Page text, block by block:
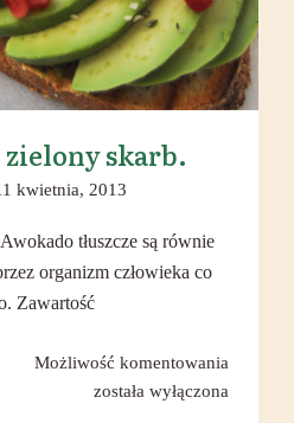
skarb.
kwietnia, 2013
tłuszcze są równie
organizm człowieka co
Zawartość
Możliwość komentowania
została wyłączona